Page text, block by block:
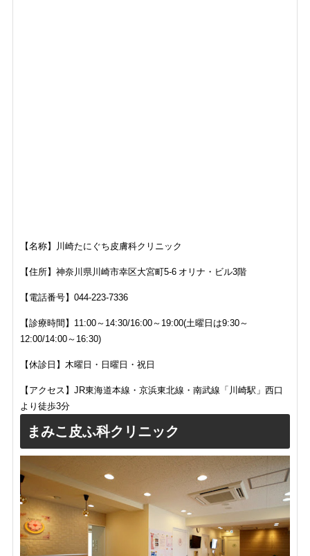
【名称】川崎たにぐち皮膚科クリニック
【住所】神奈川県川崎市幸区大宮町5-6 オリナ・ビル3階
【電話番号】 044-223-7336
【診療時間】 11:00～14:30/16:00～19:00(土曜日は9:30～
12:00/14:00～16:30)
【休診日】木曜日・日曜日・祝日
【アクセス】JR東海道本線・京浜東北線・南武線「川崎駅」西口
より徒歩3分
まみこ皮ふ科クリニック